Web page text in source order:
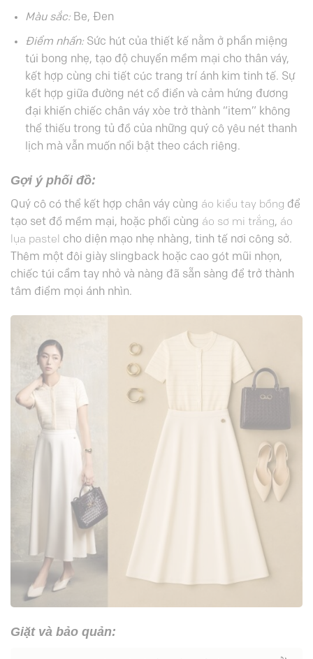
Màu sắc:Be, Đen
Điểm nhấn:Sức hút của thiết kế nằm ở phần miệng
túi bong nhẹ, tạo độ chuyển mềm mại cho thân váy,
kết hợp cùng chi tiết cúc trang trí ánh kim tinh tế. Sự
kết hợp giữa đường nét cổ điển và cảm hứng đương
đại khiến chiếc chân váy xòe trở thành “item” không
thể thiếu trong tủ đồ của những quý cô yêu nét thanh
lịch mà vẫn muốn nổi bật theo cách riêng.
Gợi ý phối đồ:
Quý cô có thể kết hợp chân váy cùng áo kiểu tay bồng để
tạo set đồ mềm mại, hoặc phối cùng áo sơ mi trắng, áo
lụa pastel
cho diện mạo nhẹ nhàng, tinh tế nơi công sở.
Thêm một đôi giày slingback hoặc cao gót mũi nhọn,
chiếc túi cầm tay nhỏ và nàng đã sẵn sàng để trở thành
tâm điểm mọi ánh nhìn.
Giặt và bảo quản: